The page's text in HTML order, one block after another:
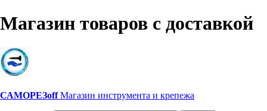
Магазин товаров с доставкой
САМОРЕЗoff Магазин инструмента и крепежа